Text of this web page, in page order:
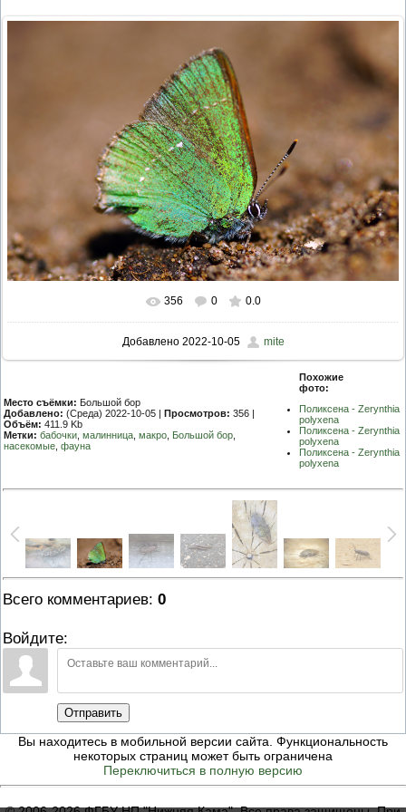
ГОСУДАРСТВЕННОГО
ОБЛАСТИ ОХРАНЫ И
ИСПОЛЬЗОВАНИЯ ООПТ
ФЕДЕРАЛЬНОГО ЗНАЧЕНИЯ
ПРОГРАММА ПРОФИЛАКТИКИ
РИСКОВ ПРИЧИНЕНИЯ
ПЛАН ПРОВЕДЕНИЯ
КОНТРОЛЬНЫХ
МЕРОПРИЯТИЙ
ИСЧЕРПЫВАЮЩИЙ
СВЕДЕНИЙ, КОТОРЫЕ МОГУТ
ЗАПРАШИВАТЬСЯ
(НАДЗОРНЫМ) ОРГАНОМ У
КОНТРОЛИРУЕМОГО ЛИЦА
356 0 0.0
Добавлено2022-10-05 mite
Место съёмки: Большой бор
Добавлено: (Среда) 2022-10-05 | Просмотров: 356 |
Объём: 411.9 Kb
Метки: бабочки, малинница, макро, Большой бор,
насекомые, фауна
Похожие
фото:
Поликсена - Zerynthia
polyxena
Поликсена - Zerynthia
polyxena
Поликсена - Zerynthia
polyxena
Всего комментариев: 0
Войдите:
Отправить
Вы находитесь в мобильной версии сайта. Функциональность
некоторых страниц может быть ограничена
Переключиться в полную версию